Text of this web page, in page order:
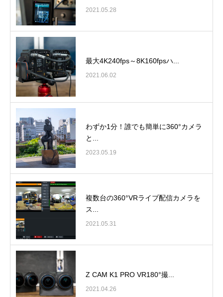
2021.05.28
最大4K240fps～8K160fpsハ...
2021.06.02
わずか1分！誰でも簡単に360°カメラ
と...
2023.05.19
複数台の360°VRライブ配信カメラを
ス...
2021.05.31
Z CAM K1 PRO VR180°撮...
2021.04.26